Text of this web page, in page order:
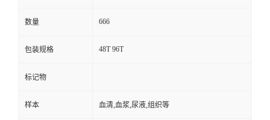
数量 666
包装规格 48T 96T
标记物
样本 血清,血浆,尿液,组织等